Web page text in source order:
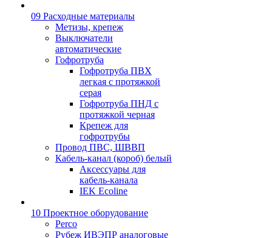
09 Расходные материалы
Метизы, крепеж
Выключатели
автоматические
Гофротруба
Гофротруба ПВХ
легкая с протяжкой
серая
Гофротруба ПНД с
протяжкой черная
Крепеж для
гофротрубы
Провод ПВС, ШВВП
Кабель-канал (короб) белый
Аксессуары для
кабель-канала
IEK Ecoline
10 Проектное оборудование
Perco
Рубеж ИВЭПР аналоговые